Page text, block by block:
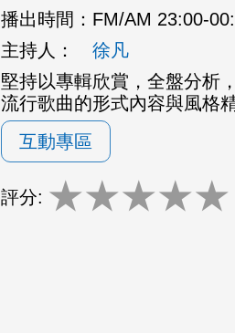
播出時間： FM/AM 23:00-
主持人：
徐凡
堅持以專輯欣賞，全盤分析
流行歌曲的形式內容與風格
互動專區
評分: ★★★★★